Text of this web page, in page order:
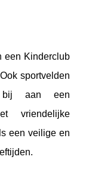
een Kinderclub
sportvelden
bij aan een
vriendelijke
een veilige en